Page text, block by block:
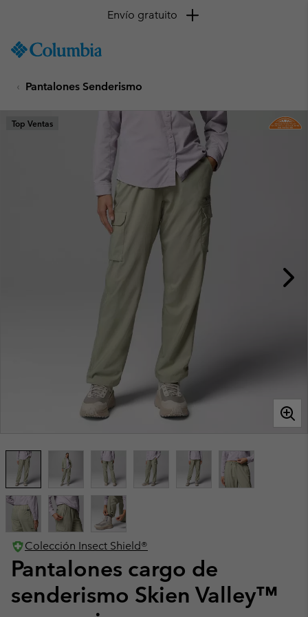
TO
SKIP
MAIN
NAV
Envío gratuito
Pantalones Senderismo
Colección Insect Shield®
Pantalones cargo de
senderismo Skien Valley™
Top Ventas